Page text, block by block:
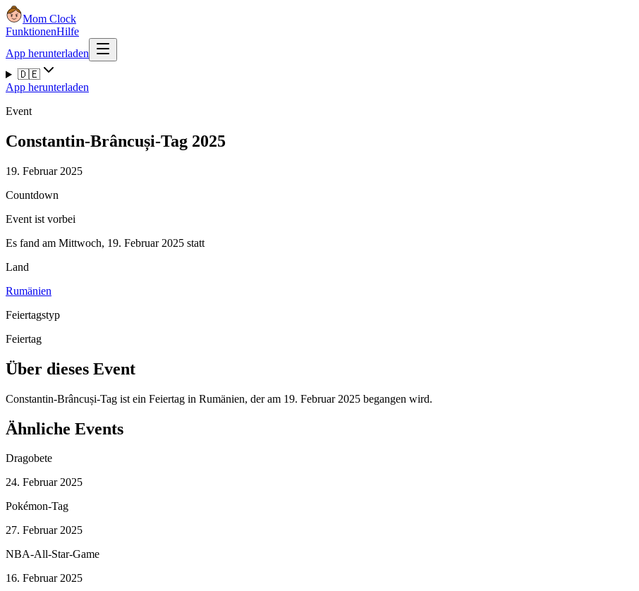
Mom Clock
FunktionenHilfe
App herunterladen
🇩🇪
App herunterladen
Event
Constantin-Brâncuși-Tag 2025
19. Februar 2025
Countdown
Event ist vorbei
Es fand am Mittwoch, 19. Februar 2025 statt
Land
Rumänien
Feiertagstyp
Feiertag
Über dieses Event
Constantin-Brâncuși-Tag ist ein Feiertag in Rumänien, der am 19. Februar 2025 begangen wird.
Ähnliche Events
Dragobete
24. Februar 2025
Pokémon-Tag
27. Februar 2025
NBA-All-Star-Game
16. Februar 2025